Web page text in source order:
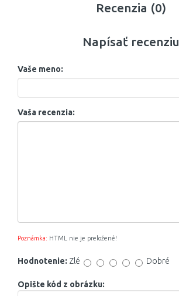
Recenzia (0)
Napísať recenziu
Vaše meno:
Vaša recenzia:
Poznámka: HTML nie je preložené!
Hodnotenie: Zlé Dobré
Opište kód z obrázku: